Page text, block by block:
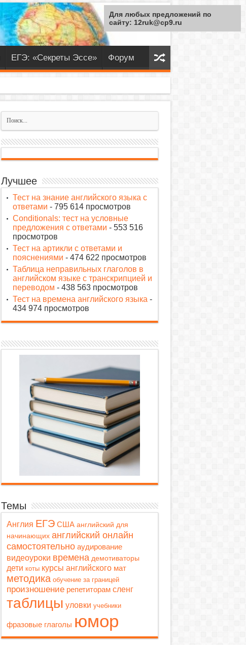
ЕГЭ: «Секреты Эссе» Форум
Лучшее
Тест на знание английского языка с
ответами - 795 614 просмотров
Conditionals: тест на условные
предложения с ответами - 553 516
просмотров
Тест на артикли с ответами и
пояснениями - 474 622 просмотров
Таблица неправильных глаголов в
английском языке с транскрипцией и
переводом - 438 563 просмотров
Тест на времена английского языка -
434 974 просмотров
Темы
Англия ЕГЭ США английский для
начинающих английский онлайн
самостоятельно аудирование
видеоуроки времена демотиваторы
дети коты курсы английского мат
методика обучение за границей
произношение репетиторам сленг
таблицы уловки учебники
фразовые глаголы юмор
Для любых предложений по
сайту: 12ruk@cp9.ru